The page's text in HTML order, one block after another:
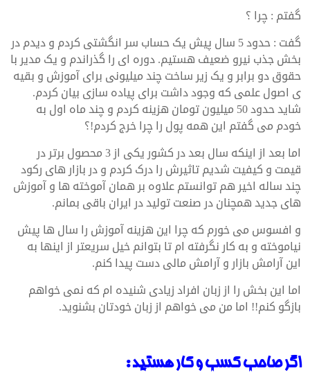
گفتم : چرا ؟
گفت : حدود 5 سال پیش یک حساب سر انگشتی کردم و دیدم در
بخش جذب نیرو ضعیف هستیم. دوره ای را گذراندم و یک مدیر با
حقوق دو برابر و یک زیر ساخت چند میلیونی برای آموزش و بقیه
ی اصول علمی که وجود داشت برای پیاده سازی بیان کردم.
شاید حدود 50 میلیون تومان هزینه کردم و چند ماه اول به
خودم می گفتم این همه پول را چرا خرج کردم!؟
اما بعد از اینکه سال بعد در کشور یکی از 3 محصول برتر در
قیمت و کیفیت شدیم تاثیرش را درک کردم و در بازار های رکود
چند ساله اخیر هم توانستم علاوه بر همان آموخته ها و آموزش
های جدید همچنان در صنعت تولید در ایران باقی بمانم.
و افسوس می خورم که چرا این هزینه آموزش را سال ها پیش
نیاموخته و به کار نگرفته ام تا بتوانم خیل سریعتر از اینها به
این آرامش بازار و آرامش مالی دست پیدا کنم.
اما این بخش را از زبان افراد زیادی شنیده ام که نمی خواهم
بازگو کنم!! اما من می خواهم از زبان خودتان بشنوید.
اگر صاحب کسب و کار هستید :